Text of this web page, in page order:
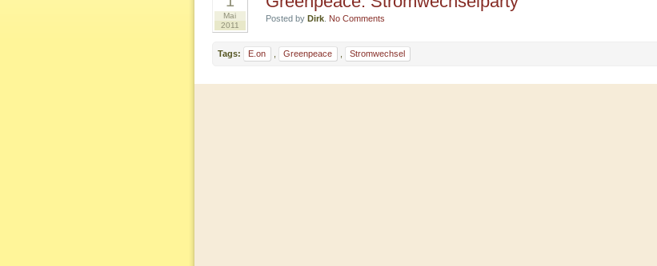
Mai
2011
Posted by Dirk. No Comments
Tags: E.on Greenpeace Stromwechsel